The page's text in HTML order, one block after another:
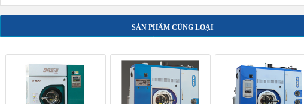
SẢN PHẨM CÙNG LOẠI